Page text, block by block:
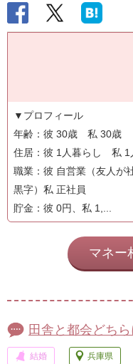
▼プロフィール
年齢：彼 30歳 私 30歳
住居：彼 1人暮らし 私 1
職業：彼 自営業（友人が
黒字）私 正社員
貯金：彼 0円、私 1,...
マネー
田舎と都会どち
結婚 兵庫県